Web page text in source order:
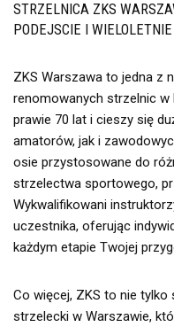
STRZELNICA ZKS
PODEJSCIE I
ZKS Warszawa to jedna z
renomowanych strzelnic w
prawie 70 lat i cieszy się
amatorów, jak i
osie przystosowane do
strzelectwa sportowego,
Wykwalifikowani
uczestnika, oferując
każdym etapie Twojej
Co więcej, ZKS to nie
strzelecki w Warszawie,